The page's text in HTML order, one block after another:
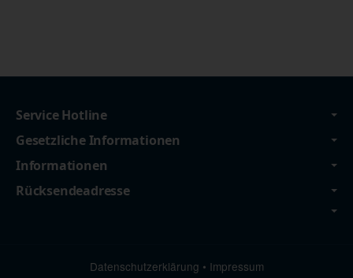
Service Hotline
Gesetzliche Informationen
Informationen
Rücksendeadresse
Datenschutzerklärung • Impressum